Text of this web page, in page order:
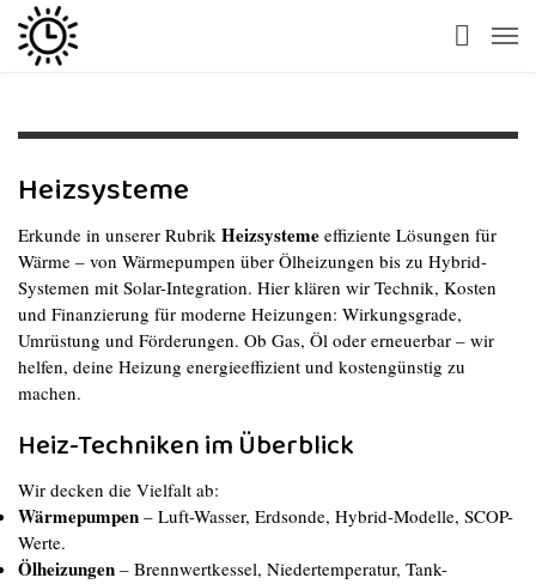
Heizsysteme
Erkunde in unserer Rubrik Heizsysteme effiziente Lösungen für
Wärme – von Wärmepumpen über Ölheizungen bis zu Hybrid-
Systemen mit Solar-Integration. Hier klären wir Technik, Kosten
und Finanzierung für moderne Heizungen: Wirkungsgrade,
Umrüstung und Förderungen. Ob Gas, Öl oder erneuerbar – wir
helfen, deine Heizung energieeffizient und kostengünstig zu
machen.
Heiz-Techniken im Überblick
Wir decken die Vielfalt ab:
Wärmepumpen – Luft-Wasser, Erdsonde, Hybrid-Modelle, SCOP-
Werte.
Ölheizungen – Brennwertkessel, Niedertemperatur, Tank-